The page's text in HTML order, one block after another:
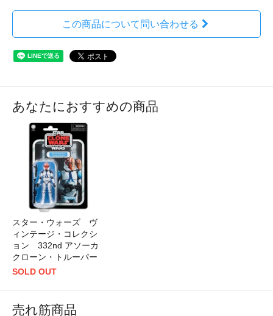
この商品について問い合わせる
あなたにおすすめの商品
スター・ウォーズ ヴ
ィンテージ・コレクシ
ョン 332nd アソーカ
クローン・トルーパー
SOLD OUT
売れ筋商品